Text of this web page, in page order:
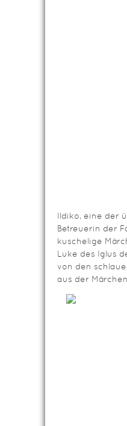
Ildiko, eine der
Betreuerin der
kuschelige
Luke des Iglus
von den
aus der